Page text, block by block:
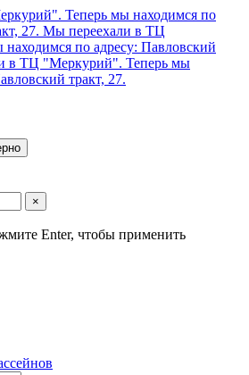
Теперь мы находимся по
27. Мы переехали в ТЦ
по адресу: Павловский
в ТЦ "Меркурий". Теперь мы
тракт, 27.
×
Enter, чтобы применить